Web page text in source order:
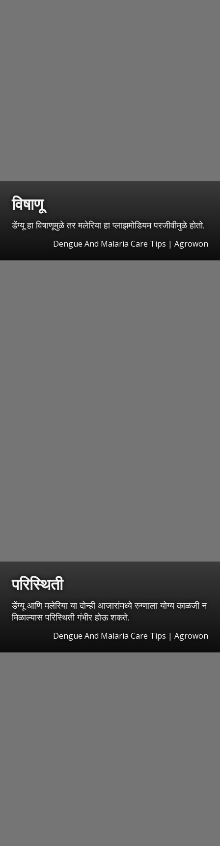
विषाणू
डेंग्यू हा विषाणूमुळे तर मलेरिया हा प्लाझमोडियम परजीवीमुळे होतो.
Dengue And Malaria Care Tips | Agrowon
परिस्थिती
डेंग्यू आणि मलेरिया या दोन्ही आजारांमध्ये रुग्णाला योग्य काळजी न
मिळाल्यास परिस्थिती गंभीर होऊ शकते.
Dengue And Malaria Care Tips | Agrowon